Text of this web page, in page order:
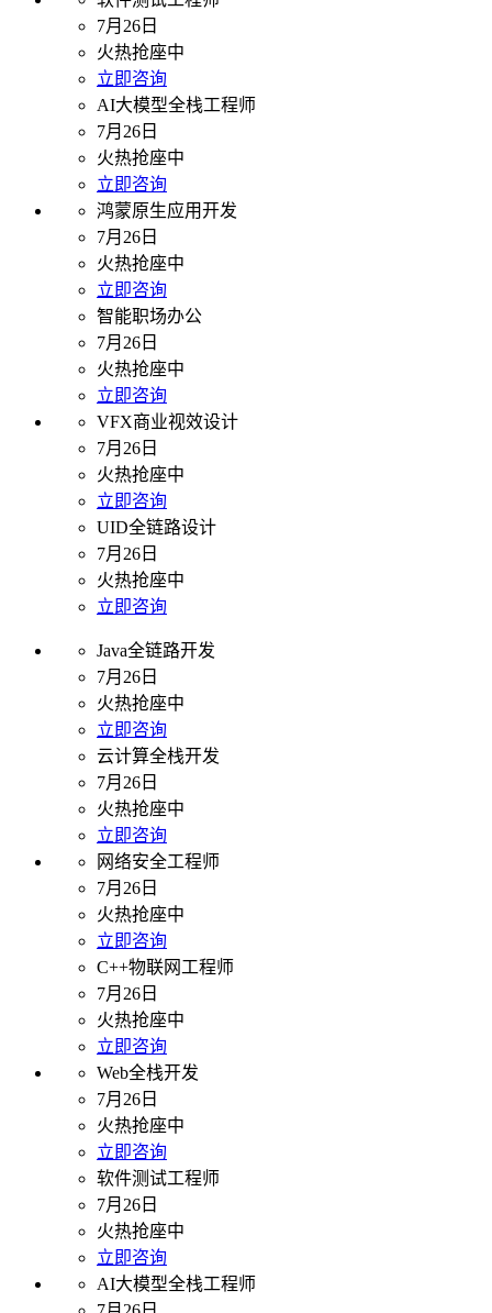
7月26日
火热抢座中
立即咨询
AI大模型全栈工程师
7月26日
火热抢座中
立即咨询
鸿蒙原生应用开发
7月26日
火热抢座中
立即咨询
智能职场办公
7月26日
火热抢座中
立即咨询
VFX商业视效设计
7月26日
火热抢座中
立即咨询
UID全链路设计
7月26日
火热抢座中
立即咨询
Java全链路开发
7月26日
火热抢座中
立即咨询
云计算全栈开发
7月26日
火热抢座中
立即咨询
网络安全工程师
7月26日
火热抢座中
立即咨询
C++物联网工程师
7月26日
火热抢座中
立即咨询
Web全栈开发
7月26日
火热抢座中
立即咨询
软件测试工程师
7月26日
火热抢座中
立即咨询
AI大模型全栈工程师